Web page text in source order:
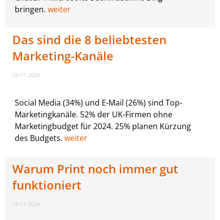
bringen. weiter
Das sind die 8 beliebtesten
Marketing-Kanäle
18-01-2024
Social Media (34%) und E-Mail (26%) sind Top-
Marketingkanäle. 52% der UK-Firmen ohne
Marketingbudget für 2024. 25% planen Kürzung
des Budgets. weiter
Warum Print noch immer gut
funktioniert
18-01-2024